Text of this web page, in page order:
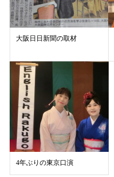
大阪日日新聞の取材
4年ぶりの東京口演